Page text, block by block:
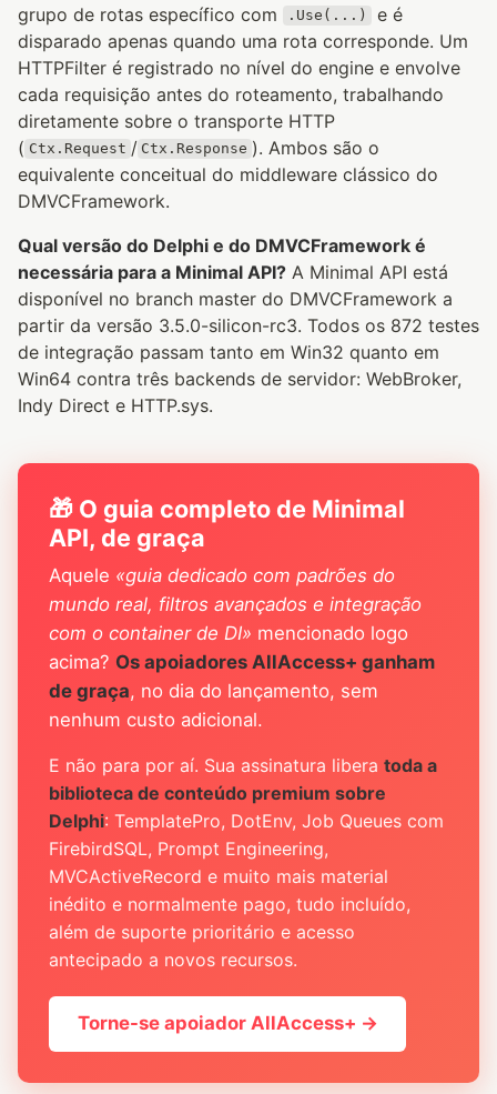
grupo de rotas específico com
.Use(...)
e é
disparado apenas quando uma rota corresponde. Um
HTTPFilter é registrado no nível do engine e envolve
cada requisição antes do roteamento, trabalhando
diretamente sobre o transporte HTTP
( Ctx.Request / Ctx.Response ). Ambos são o
equivalente conceitual do middleware clássico do
DMVCFramework.
Qual versão do Delphi e do DMVCFramework é
necessária para a Minimal API? A Minimal API está
disponível no branch master do DMVCFramework a
partir da versão 3.5.0-silicon-rc3. Todos os 872 testes
de integração passam tanto em Win32 quanto em
Win64 contra três backends de servidor: WebBroker,
Indy Direct e HTTP.sys.
🎁 O guia completo de Minimal
API, de graça
Aquele «guia dedicado com padrões do
mundo real, filtros avançados e integração
com o container de DI» mencionado logo
acima? Os apoiadores AllAccess+ ganham
de graça, no dia do lançamento, sem
nenhum custo adicional.
E não para por aí. Sua assinatura libera toda a
biblioteca de conteúdo premium sobre
Delphi: TemplatePro, DotEnv, Job Queues com
FirebirdSQL, Prompt Engineering,
MVCActiveRecord e muito mais material
inédito e normalmente pago, tudo incluído,
além de suporte prioritário e acesso
antecipado a novos recursos.
Torne-se apoiador AllAccess+ →